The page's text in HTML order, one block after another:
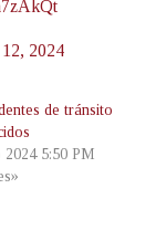
2024
de tránsito
2024 5:50 PM